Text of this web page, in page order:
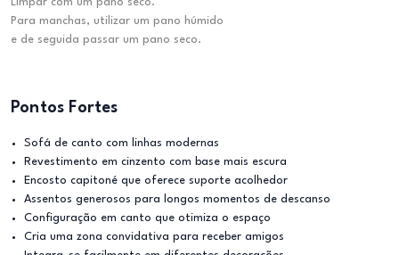
Para manchas, utilizar um pano húmido
e de seguida passar um pano seco.
Pontos Fortes
Sofá de canto com linhas modernas
Revestimento em cinzento com base mais escura
Encosto capitoné que oferece suporte acolhedor
Assentos generosos para longos momentos de descanso
Configuração em canto que otimiza o espaço
Cria uma zona convidativa para receber amigos